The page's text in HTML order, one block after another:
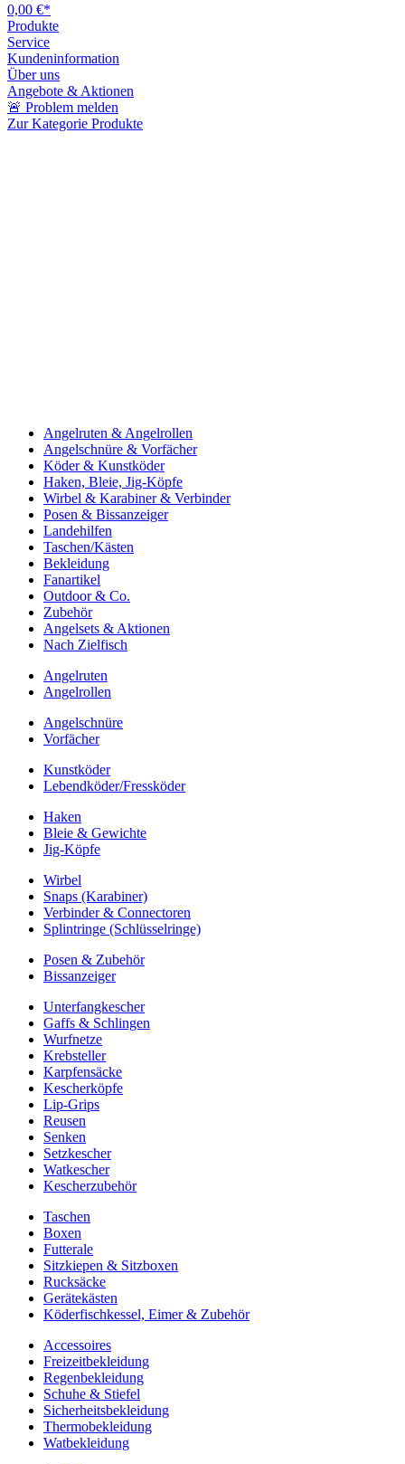
0,00 €*
Produkte
Service
Kundeninformation
Über uns
Angebote & Aktionen
🚨 Problem melden
Zur Kategorie Produkte
Angelruten & Angelrollen
Angelschnüre & Vorfächer
Köder & Kunstköder
Haken, Bleie, Jig-Köpfe
Wirbel & Karabiner & Verbinder
Posen & Bissanzeiger
Landehilfen
Taschen/Kästen
Bekleidung
Fanartikel
Outdoor & Co.
Zubehör
Angelsets & Aktionen
Nach Zielfisch
Angelruten
Angelrollen
Angelschnüre
Vorfächer
Kunstköder
Lebendköder/Fressköder
Haken
Bleie & Gewichte
Jig-Köpfe
Wirbel
Snaps (Karabiner)
Verbinder & Connectoren
Splintringe (Schlüsselringe)
Posen & Zubehör
Bissanzeiger
Unterfangkescher
Gaffs & Schlingen
Wurfnetze
Krebsteller
Karpfensäcke
Kescherköpfe
Lip-Grips
Reusen
Senken
Setzkescher
Watkescher
Kescherzubehör
Taschen
Boxen
Futterale
Sitzkiepen & Sitzboxen
Rucksäcke
Gerätekästen
Köderfischkessel, Eimer & Zubehör
Accessoires
Freizeitbekleidung
Regenbekleidung
Schuhe & Stiefel
Sicherheitsbekleidung
Thermobekleidung
Watbekleidung